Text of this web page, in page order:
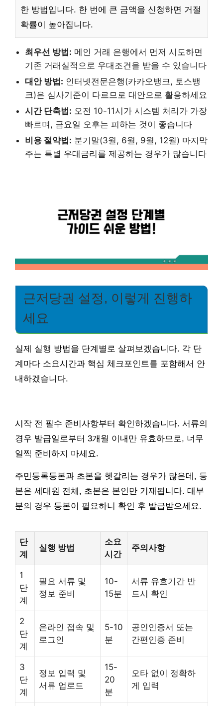
한 방법입니다. 한 번에 큰 금액을 신청하면 거절
확률이 높아집니다.
최우선 방법: 메인 거래 은행에서 먼저 시도하면
기존 거래실적으로 우대조건을 받을 수 있습니다
대안 방법: 인터넷전문은행(카카오뱅크, 토스뱅
크)은 심사기준이 다르므로 대안으로 활용하세요
시간 단축법: 오전 10-11시가 시스템 처리가 가장
빠르며, 금요일 오후는 피하는 것이 좋습니다
비용 절약법: 분기말(3월, 6월, 9월, 12월) 마지막
주는 특별 우대금리를 제공하는 경우가 많습니다
근저당권 설정, 이렇게 진행하
세요
실제 실행 방법을 단계별로 살펴보겠습니다. 각 단
계마다 소요시간과 핵심 체크포인트를 포함해서 안
내하겠습니다.
시작 전 필수 준비사항부터 확인하겠습니다. 서류의
경우 발급일로부터 3개월 이내만 유효하므로, 너무
일찍 준비하지 마세요.
주민등록등본과 초본을 헷갈리는 경우가 많은데, 등
본은 세대원 전체, 초본은 본인만 기재됩니다. 대부
분의 경우 등본이 필요하니 확인 후 발급받으세요.
단
계
실행 방법
소요
시간
주의사항
1
단
계
필요 서류 및
정보 준비
10-
15분
서류 유효기간 반
드시 확인
2
단
계
온라인 접속 및
로그인
5-10
분
공인인증서 또는
간편인증 준비
3
단
계
정보 입력 및
서류 업로드
15-
20
분
오타 없이 정확하
게 입력